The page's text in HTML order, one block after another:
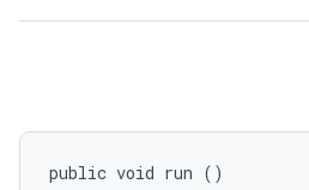
public void run ()